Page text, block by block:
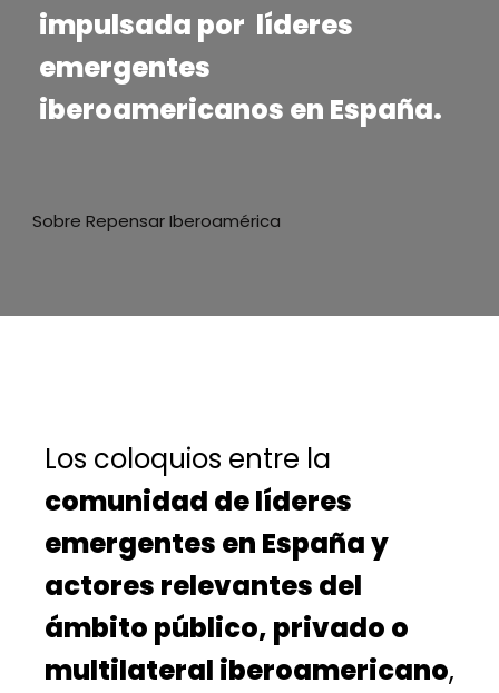
impulsada por líderes
emergentes
iberoamericanos en España.
Sobre Repensar Iberoamérica
Los coloquios entre la
comunidad de líderes
emergentes en España y
actores relevantes del
ámbito público, privado o
multilateral iberoamericano,